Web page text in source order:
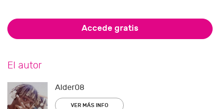
Accede gratis
El autor
Alder08
VER MÁS INFO